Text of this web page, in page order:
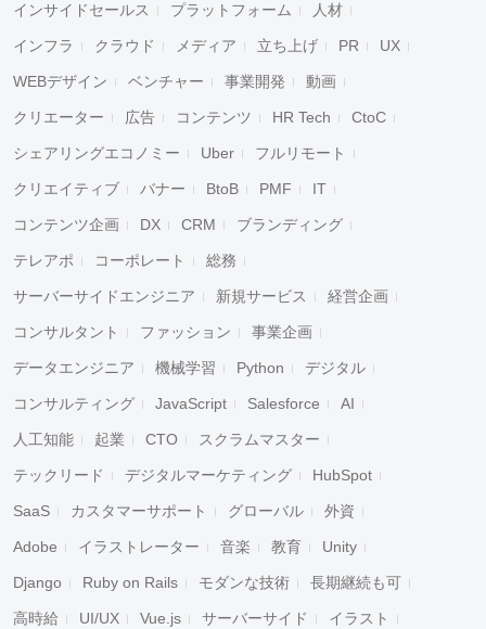
インサイドセールス プラットフォーム 人材
インフラ クラウド メディア 立ち上げ PR UX
WEBデザイン ベンチャー 事業開発 動画
クリエーター 広告 コンテンツ HR Tech CtoC
シェアリングエコノミー Uber フルリモート
クリエイティブ バナー BtoB PMF IT
コンテンツ企画 DX CRM ブランディング
テレアポ コーポレート 総務
サーバーサイドエンジニア 新規サービス 経営企画
コンサルタント ファッション 事業企画
データエンジニア 機械学習 Python デジタル
コンサルティング JavaScript Salesforce AI
人工知能 起業 CTO スクラムマスター
テックリード デジタルマーケティング HubSpot
SaaS カスタマーサポート グローバル 外資
Adobe イラストレーター 音楽 教育 Unity
Django Ruby on Rails モダンな技術 長期継続も可
高時給 UI/UX Vue.js サーバーサイド イラスト